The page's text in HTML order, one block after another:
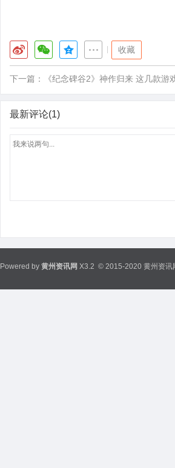
收藏
下一篇： 《纪念碑谷2》神作归来 这几款游
最新评论(1)
Powered by 黄州资讯网 X3.2 © 2015-2020 黄州资讯